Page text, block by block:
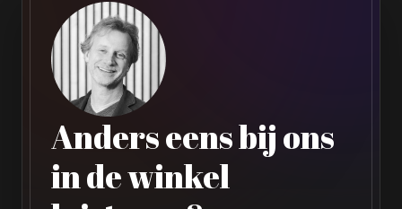
Anders eens bij ons
in de winkel